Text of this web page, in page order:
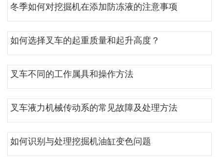
冬季如何对挖掘机在添加防冻液的注意事项
如何选择叉车的起重质量和起升高度？
叉车不同的工作属具和操作方法
叉车液力机械传动系的常见故障及处理方法
如何识别与处理挖掘机油缸变色问题